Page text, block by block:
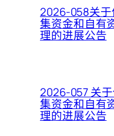
2026-058关
集资金和自有
理的进展公告
2026-057 关
集资金和自有
理的进展公告